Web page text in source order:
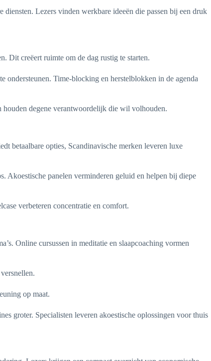
Lezers vinden werkbare ideeën die passen bij een druk
Dit creëert ruimte om de dag rustig te starten.
ondersteunen. Time-blocking en herstelblokken in de agenda
houden degene verantwoordelijk die wil volhouden.
betaalbare opties, Scandinavische merken leveren luxe
Akoestische panelen verminderen geluid en helpen bij diepe
verbeteren concentratie en comfort.
Online cursussen in meditatie en slaapcoaching vormen
op maat.
groter. Specialisten leveren akoestische oplossingen voor thuis